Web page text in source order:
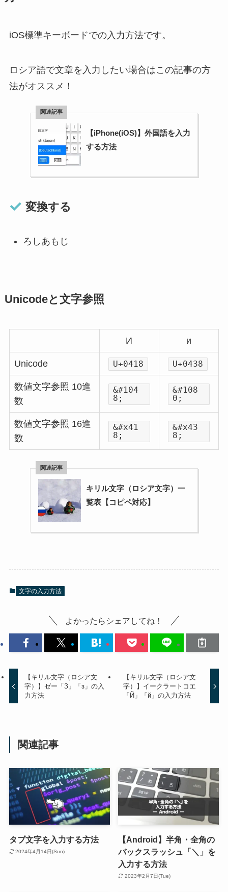
iOS標準キーボードでの入力方法です。
ロシア語で文章を入力したい場合はこの記事の方
法がオススメ！
【iPhone(iOS)】外国語を入力
する方法
変換する
ろしあもじ
Unicodeと文字参照
И и
Unicode U+0418 U+0438
数値文字参照 10進
数
&#104
8;
&#108
0;
数値文字参照 16進
数
&#x41
8;
&#x43
8;
キリル文字（ロシア文字）一
覧表【コピペ対応】
文字の入力方法
よかったらシェアしてね！
【キリル文字（ロシア文
字）】ゼー「З」「з」の入
力方法
【キリル文字（ロシア文
字）】イークラートコエ
「Й」「й」の入力方法
関連記事
タブ文字を入力する方法
2024年4月14日(Sun)
【Android】半角・全角の
バックスラッシュ「＼」を
入力する方法
2023年2月7日(Tue)